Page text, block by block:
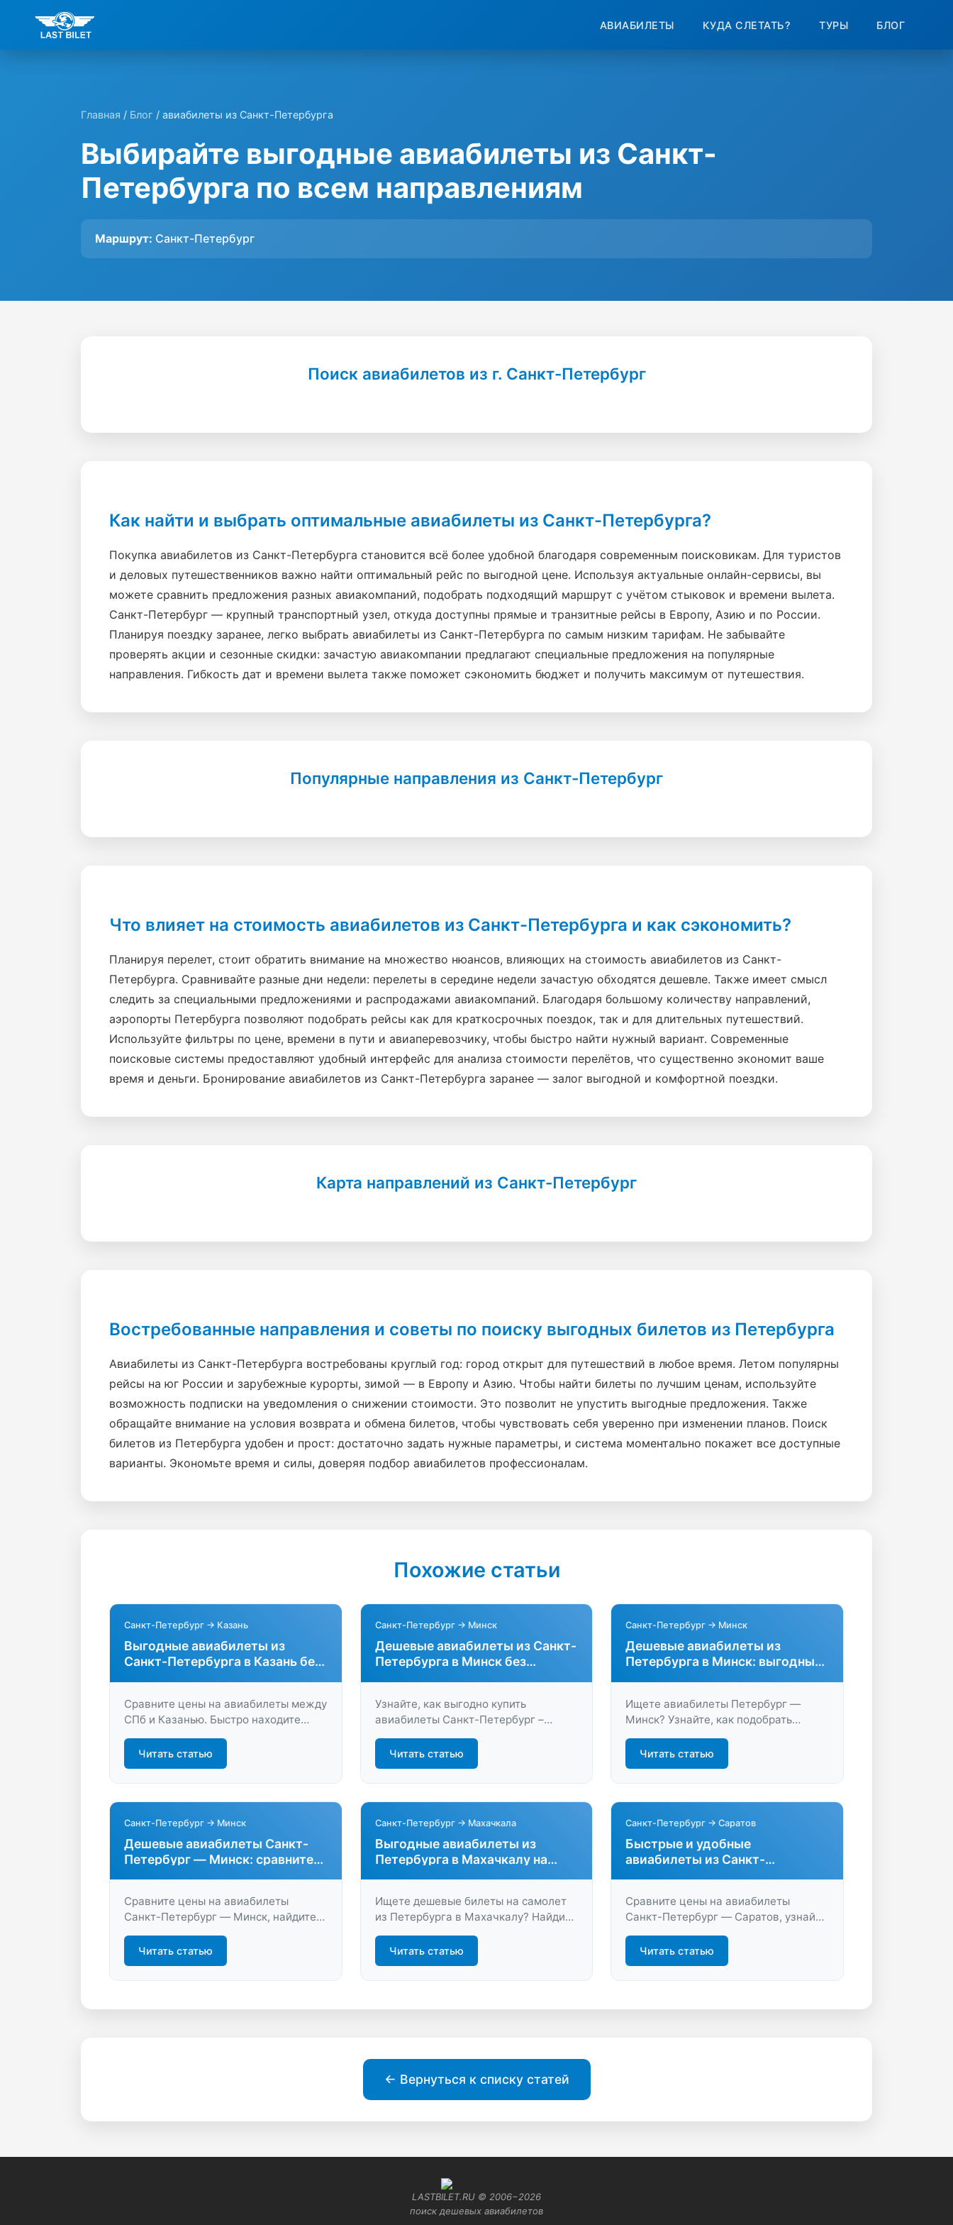
АВИАБИЛЕТЫ КУДА СЛЕТАТЬ? ТУРЫ БЛОГ
Главная / Блог / авиабилеты из Санкт-Петербурга
Выбирайте выгодные авиабилеты из Санкт-
Петербурга по всем направлениям
Маршрут: Санкт-Петербург
Поиск авиабилетов из г. Санкт-Петербург
Как найти и выбрать оптимальные авиабилеты из Санкт-Петербурга?
Покупка авиабилетов из Санкт-Петербурга становится всё более удобной благодаря современным поисковикам. Для туристов
и деловых путешественников важно найти оптимальный рейс по выгодной цене. Используя актуальные онлайн-сервисы, вы
можете сравнить предложения разных авиакомпаний, подобрать подходящий маршрут с учётом стыковок и времени вылета.
Санкт-Петербург — крупный транспортный узел, откуда доступны прямые и транзитные рейсы в Европу, Азию и по России.
Планируя поездку заранее, легко выбрать авиабилеты из Санкт-Петербурга по самым низким тарифам. Не забывайте
проверять акции и сезонные скидки: зачастую авиакомпании предлагают специальные предложения на популярные
направления. Гибкость дат и времени вылета также поможет сэкономить бюджет и получить максимум от путешествия.
Популярные направления из Санкт-Петербург
Что влияет на стоимость авиабилетов из Санкт-Петербурга и как сэкономить?
Планируя перелет, стоит обратить внимание на множество нюансов, влияющих на стоимость авиабилетов из Санкт-
Петербурга. Сравнивайте разные дни недели: перелеты в середине недели зачастую обходятся дешевле. Также имеет смысл
следить за специальными предложениями и распродажами авиакомпаний. Благодаря большому количеству направлений,
аэропорты Петербурга позволяют подобрать рейсы как для краткосрочных поездок, так и для длительных путешествий.
Используйте фильтры по цене, времени в пути и авиаперевозчику, чтобы быстро найти нужный вариант. Современные
поисковые системы предоставляют удобный интерфейс для анализа стоимости перелётов, что существенно экономит ваше
время и деньги. Бронирование авиабилетов из Санкт-Петербурга заранее — залог выгодной и комфортной поездки.
Карта направлений из Санкт-Петербург
Востребованные направления и советы по поиску выгодных билетов из Петербурга
Авиабилеты из Санкт-Петербурга востребованы круглый год: город открыт для путешествий в любое время. Летом популярны
рейсы на юг России и зарубежные курорты, зимой — в Европу и Азию. Чтобы найти билеты по лучшим ценам, используйте
возможность подписки на уведомления о снижении стоимости. Это позволит не упустить выгодные предложения. Также
обращайте внимание на условия возврата и обмена билетов, чтобы чувствовать себя уверенно при изменении планов. Поиск
билетов из Петербурга удобен и прост: достаточно задать нужные параметры, и система моментально покажет все доступные
варианты. Экономьте время и силы, доверяя подбор авиабилетов профессионалам.
Похожие статьи
Санкт-Петербург → Казань
Выгодные авиабилеты из
Санкт-Петербурга в Казань без
Сравните цены на авиабилеты между
СПб и Казанью. Быстро находите
время и деньги на LastBilet.ru.
Удобный поиск, честные тарифы,
Читать статью
Санкт-Петербург → Минск
Дешевые авиабилеты из Санкт-
Петербурга в Минск без
Узнайте, как выгодно купить
авиабилеты Санкт-Петербург –
лучшие даты и получите актуальные
предложения на LastBilet.ru. Летайте
Читать статью
Санкт-Петербург → Минск
Дешевые авиабилеты из
Петербурга в Минск: выгодные
Ищете авиабилеты Петербург —
Минск? Узнайте, как подобрать
перелёте и выбрать лучшие даты для
путешествия. Находите билеты
Читать статью
Санкт-Петербург → Минск
Дешевые авиабилеты Санкт-
Петербург — Минск: сравните
Сравните цены на авиабилеты
Санкт-Петербург — Минск, найдите
выгодный рейс и купите билет без
переплат. Удобный поиск, фильтры,
акции и скидки помогут быстро
Читать статью
Санкт-Петербург → Махачкала
Выгодные авиабилеты из
Петербурга в Махачкалу на
Ищете дешевые билеты на самолет
из Петербурга в Махачкалу? Найдите
лучшие предложения, сравните цены
и выберите удобные рейсы на нашем
сервисе. Легкий поиск и быстрая
Читать статью
Санкт-Петербург → Саратов
Быстрые и удобные
авиабилеты из Санкт-
Сравните цены на авиабилеты
Санкт-Петербург — Саратов, узнайте
о выгодных предложениях и летите
комфортно. Удобный поиск, низкие
тарифы, быстрый выбор рейса — всё
Читать статью
← Вернуться к списку статей
LASTBILET.RU © 2006−2026
поиск дешевых авиабилетов